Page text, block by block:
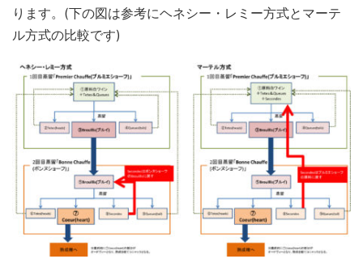
ります。(下の図は参考にヘネシー・レミー方式とマーテ
ル方式の比較です)